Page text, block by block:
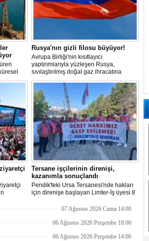
gemi,
bir
Rusya'nın gizli filosu büyüyor!
Avrupa Birliği'nin kısıtlayıcı
yaptırımlarıyla yüzleşen Rusya,
sıvılaştırılmış doğal gaz ihracatına
devam edebilmek için gizli bir filo
geliştiriyor.
Tersane işçilerinin direnişi,
kazanımla sonuçlandı
Pendik'teki Ursa Tersanesi'nde hakları
için direnişe başlayan Limter-İş üyesi 8
arabulucu görüşmesinde tüm
Sendika, sözlerin tutulmaması halinde
07 Ağustos 2026 Cuma 14:00
06 Ağustos 2026 Perşembe 18:00
06 Ağustos 2026 Perşembe 14:00